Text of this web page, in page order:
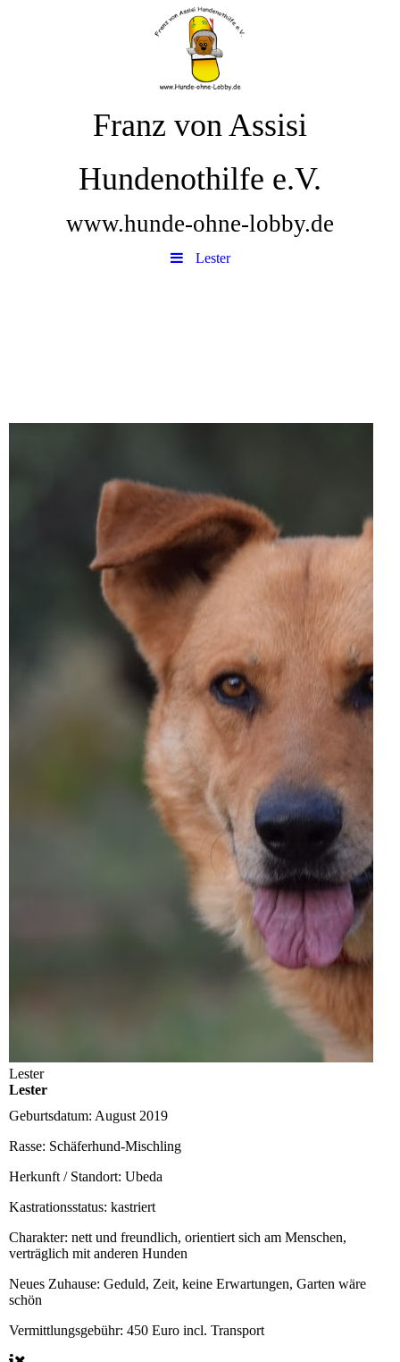
Franz von Assisi
Hundenothilfe e.V.
www.hunde-ohne-lobby.de
Lester
Lester
Lester
Geburtsdatum: August 2019
Rasse: Schäferhund-Mischling
Herkunft / Standort: Ubeda
Kastrationsstatus: kastriert
Charakter: nett und freundlich, orientiert sich am Menschen,
verträglich mit anderen Hunden
Neues Zuhause: Geduld, Zeit, keine Erwartungen, Garten wäre
schön
Vermittlungsgebühr: 450 Euro incl. Transport